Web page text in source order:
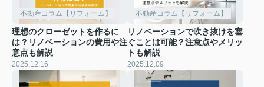
不動産コラム【リフォーム】
理想のクローゼットを作るに
は？リノベーションの費用や注
意点も解説
2025.12.16
不動産コラム【リフォーム】
リノベーションで吹き抜けを塞
ぐことは可能？注意点やメリッ
トも解説
2025.12.09